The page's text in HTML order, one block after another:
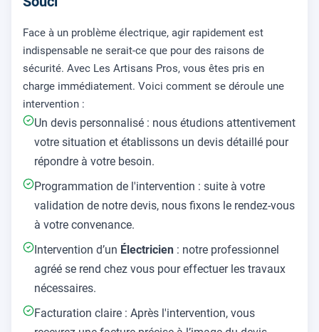
Face à un problème électrique, agir rapidement est
indispensable ne serait-ce que pour des raisons de
sécurité. Avec Les Artisans Pros, vous êtes pris en
charge immédiatement. Voici comment se déroule une
intervention :
Un devis personnalisé : nous étudions attentivement
votre situation et établissons un devis détaillé pour
répondre à votre besoin.
Programmation de l'intervention : suite à votre
validation de notre devis, nous fixons le rendez-vous
à votre convenance.
Intervention d’un Électricien : notre professionnel
agréé se rend chez vous pour effectuer les travaux
nécessaires.
Facturation claire : Après l'intervention, vous